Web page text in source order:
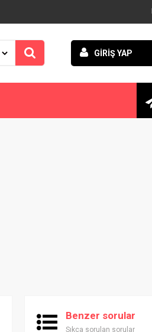
GİRİŞ YAP
Benzer sorular
Sıkça sorulan sorular